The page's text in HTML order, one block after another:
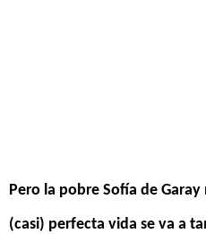
Pero la pobre Sofía de
(casi) perfecta vida se va a